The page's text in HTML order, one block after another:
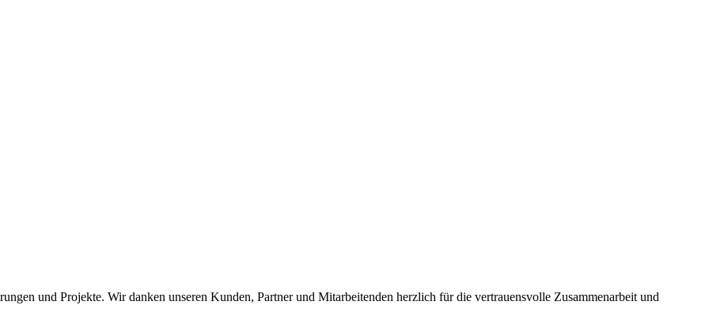
und Projekte. Wir danken unseren Kunden, Partner und Mitarbeitenden herzlich für die vertrauensvolle Zusammenarbeit und